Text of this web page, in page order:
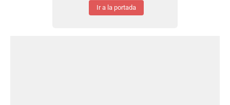
Ir a la portada